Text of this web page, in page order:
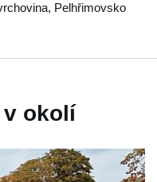
, Pelhřimovsko
v okolí